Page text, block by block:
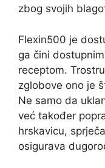
zbog svojih
Flexin500 je
ga čini
receptom.
zglobove ono je
Ne samo da
već također
hrskavicu,
osigurava